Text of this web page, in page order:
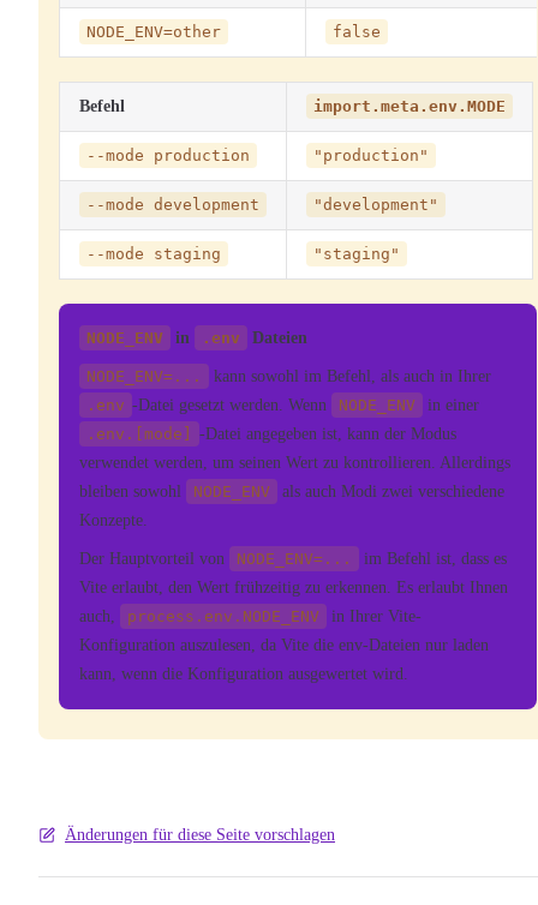
NODE_ENV=other false
Befehl import.meta.env.MODE
--mode production "production"
--mode development "development"
--mode staging "staging"
NODE_ENV in .env Dateien
NODE_ENV=...
kann sowohl im Befehl, als auch in Ihrer
.env -Datei gesetzt werden. Wenn NODE_ENV
in einer
.env.[mode]
-Datei angegeben ist, kann der Modus
verwendet werden, um seinen Wert zu kontrollieren. Allerdings
bleiben sowohl
NODE_ENV
als auch Modi zwei verschiedene
Konzepte.
Der Hauptvorteil von NODE_ENV=...
im Befehl ist, dass es
Vite erlaubt, den Wert frühzeitig zu erkennen. Es erlaubt Ihnen
auch,
process.env.NODE_ENV
in Ihrer Vite-
Konfiguration auszulesen, da Vite die env-Dateien nur laden
kann, wenn die Konfiguration ausgewertet wird.
Änderungen für diese Seite vorschlagen